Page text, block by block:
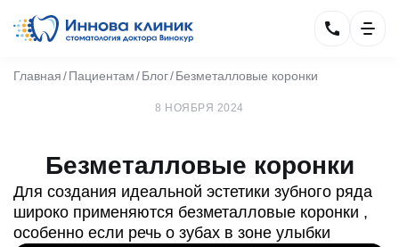
Главная Пациентам Блог Безметалловые коронки
8 НОЯБРЯ 2024
Безметалловые коронки
Для создания идеальной эстетики зубного ряда
широко применяются безметалловые коронки ,
особенно если речь о зубах в зоне улыбки